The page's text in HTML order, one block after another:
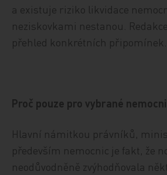
a existuje riziko likvidace
neziskovkami nestanou.
přehled konkrétních připomínek.
Proč pouze pro vybrané
Hlavní námitkou právníků,
především nemocnic je fakt, že
neodůvodněně zvýhodňovala